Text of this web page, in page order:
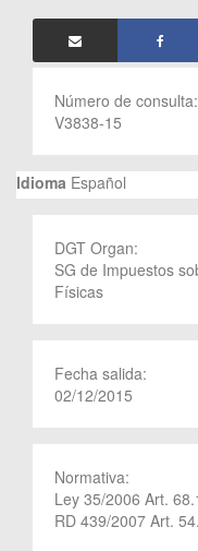
Número de consulta:
V3838-15
Idioma Español
DGT Organ:
SG de Impuestos
Físicas
Fecha salida:
02/12/2015
Normativa:
Ley 35/2006 Art.
RD 439/2007 Art.